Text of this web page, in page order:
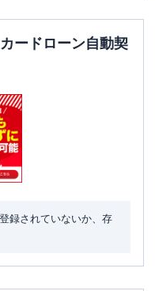
ードローン自動契
録されていないか、存